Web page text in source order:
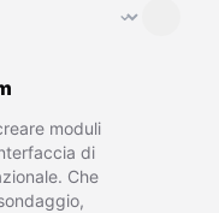
⌄
moduli
di
Che